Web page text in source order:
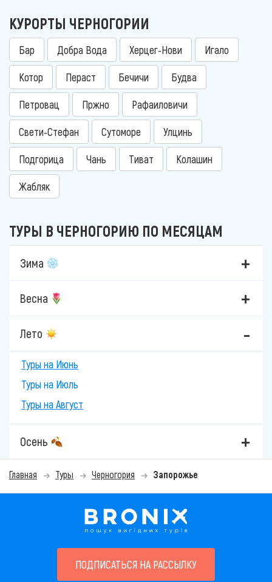
КУРОРТЫ ЧЕРНОГОРИИ
Бар Добра Вода Херцег-Нови Игало
Котор Пераст Бечичи Будва
Петровац Пржно Рафаиловичи
Свети-Стефан Сутоморе Улцинь
Подгорица Чань Тиват Колашин
Жабляк
ТУРЫ В ЧЕРНОГОРИЮ ПО МЕСЯЦАМ
Зима
Весна
Лето
Туры на Июнь
Туры на Июль
Туры на Август
Осень
Главная Туры Черногория Запорожье
ПОДПИСАТЬСЯ НА РАССЫЛКУ